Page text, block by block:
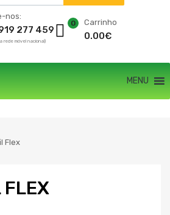
nos:
277 459
rede móvel nacional)
Carrinho
0.00€
0
MENU
Flex
FLEX